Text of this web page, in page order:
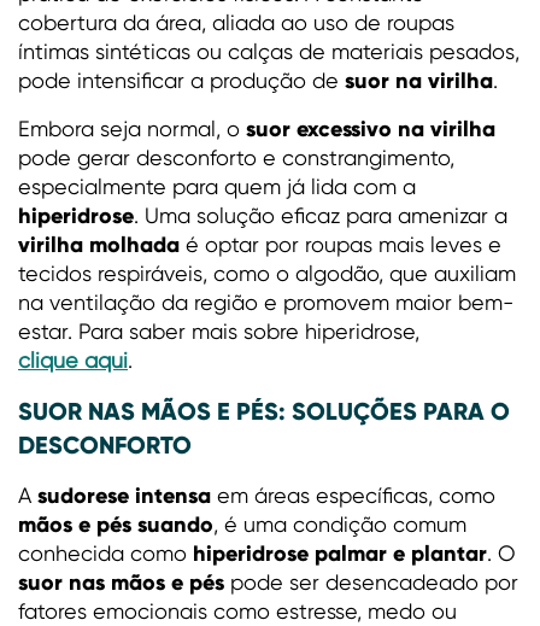
cobertura da área, aliada ao uso de roupas
íntimas sintéticas ou calças de materiais pesados,
pode intensificar a produção de suor na virilha.
Embora seja normal, o suor excessivo na virilha
pode gerar desconforto e constrangimento,
especialmente para quem já lida com a
hiperidrose. Uma solução eficaz para amenizar a
virilha molhada é optar por roupas mais leves e
tecidos respiráveis, como o algodão, que auxiliam
na ventilação da região e promovem maior bem-
estar. Para saber mais sobre hiperidrose,
clique aqui.
SUOR NAS MÃOS E PÉS: SOLUÇÕES PARA O
DESCONFORTO
A sudorese intensa em áreas específicas, como
mãos e pés suando, é uma condição comum
conhecida como hiperidrose palmar e plantar. O
suor nas mãos e pés pode ser desencadeado por
fatores emocionais como estresse, medo ou